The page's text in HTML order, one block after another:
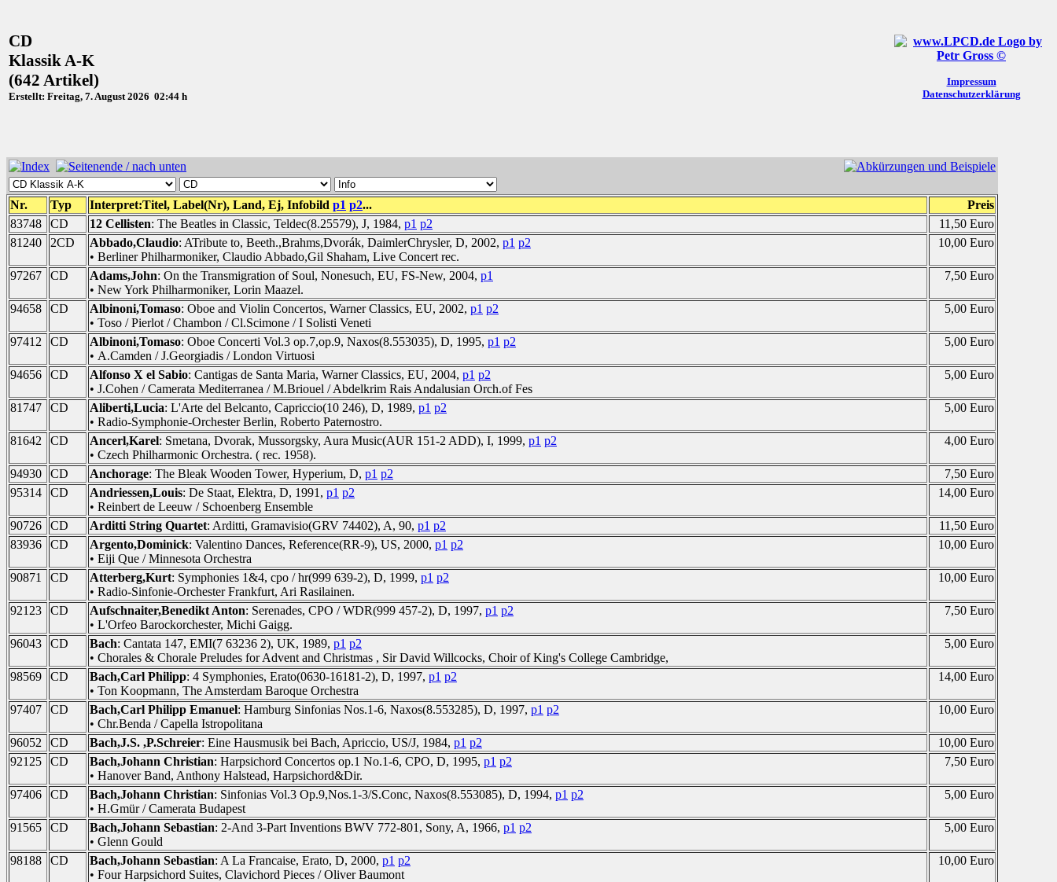
CD
Klassik A-K
(642 Artikel)
Erstellt: Freitag, 7. August 2026 02:44 h
Impressum
Datenschutzerklärung
Nr. Typ Interpret:Titel, Label(Nr), Land, Ej, Infobild p1 p2...
Preis
83748
CD 12 Cellisten: The Beatles in Classic, Teldec(8.25579), J, 1984, p1 p2
11,50 Euro
81240
2CD Abbado,Claudio: ATribute to, Beeth.,Brahms,Dvorák, DaimlerChrysler, D, 2002, p1 p2
• Berliner Philharmoniker, Claudio Abbado,Gil Shaham, Live Concert rec.
10,00 Euro
97267 CD Adams,John: On the Transmigration of Soul, Nonesuch, EU, FS-New, 2004, p1
• New York Philharmoniker, Lorin Maazel.
7,50 Euro
94658 CD Albinoni,Tomaso: Oboe and Violin Concertos, Warner Classics, EU, 2002, p1 p2
• Toso / Pierlot / Chambon / Cl.Scimone / I Solisti Veneti
5,00 Euro
97412 CD Albinoni,Tomaso: Oboe Concerti Vol.3 op.7,op.9, Naxos(8.553035), D, 1995, p1 p2
• A.Camden / J.Georgiadis / London Virtuosi
5,00 Euro
94656 CD Alfonso X el Sabio: Cantigas de Santa Maria, Warner Classics, EU, 2004, p1 p2
• J.Cohen / Camerata Mediterranea / M.Briouel / Abdelkrim Rais Andalusian Orch.of Fes
5,00 Euro
81747 CD Aliberti,Lucia: L'Arte del Belcanto, Capriccio(10 246), D, 1989, p1 p2
• Radio-Symphonie-Orchester Berlin, Roberto Paternostro.
5,00 Euro
81642 CD Ancerl,Karel: Smetana, Dvorak, Mussorgsky, Aura Music(AUR 151-2 ADD), I, 1999, p1 p2
• Czech Philharmonic Orchestra. ( rec. 1958).
4,00 Euro
94930 CD Anchorage: The Bleak Wooden Tower, Hyperium, D, p1 p2
7,50 Euro
95314
CD Andriessen,Louis: De Staat, Elektra, D, 1991, p1 p2
• Reinbert de Leeuw / Schoenberg Ensemble
14,00 Euro
90726 CD Arditti String Quartet: Arditti, Gramavisio(GRV 74402), A, 90, p1 p2
11,50 Euro
83936
CD Argento,Dominick: Valentino Dances, Reference(RR-9), US, 2000, p1 p2
• Eiji Que / Minnesota Orchestra
10,00 Euro
90871 CD Atterberg,Kurt: Symphonies 1&4, cpo / hr(999 639-2), D, 1999, p1 p2
• Radio-Sinfonie-Orchester Frankfurt, Ari Rasilainen.
10,00 Euro
92123 CD Aufschnaiter,Benedikt Anton: Serenades, CPO / WDR(999 457-2), D, 1997, p1 p2
• L'Orfeo Barockorchester, Michi Gaigg.
7,50 Euro
96043 CD Bach: Cantata 147, EMI(7 63236 2), UK, 1989, p1 p2
• Chorales & Chorale Preludes for Advent and Christmas , Sir David Willcocks, Choir of King's College Cambridge,
5,00 Euro
98569 CD Bach,Carl Philipp: 4 Symphonies, Erato(0630-16181-2), D, 1997, p1 p2
• Ton Koopmann, The Amsterdam Baroque Orchestra
14,00 Euro
97407 CD Bach,Carl Philipp Emanuel: Hamburg Sinfonias Nos.1-6, Naxos(8.553285), D, 1997, p1 p2
• Chr.Benda / Capella Istropolitana
10,00 Euro
96052 CD Bach,J.S. ,P.Schreier: Eine Hausmusik bei Bach, Apriccio, US/J, 1984, p1 p2
10,00 Euro
92125
CD Bach,Johann Christian: Harpsichord Concertos op.1 No.1-6, CPO, D, 1995, p1 p2
• Hanover Band, Anthony Halstead, Harpsichord&Dir.
7,50 Euro
97406 CD Bach,Johann Christian: Sinfonias Vol.3 Op.9,Nos.1-3/S.Conc, Naxos(8.553085), D, 1994, p1 p2
• H.Gmür / Camerata Budapest
5,00 Euro
91565 CD Bach,Johann Sebastian: 2-And 3-Part Inventions BWV 772-801, Sony, A, 1966, p1 p2
• Glenn Gould
5,00 Euro
98188 CD Bach,Johann Sebastian: A La Francaise, Erato, D, 2000, p1 p2
• Four Harpsichord Suites, Clavichord Pieces / Oliver Baumont
10,00 Euro